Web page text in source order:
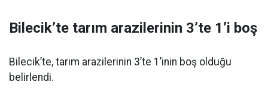
Bilecik’te tarım arazilerinin 3’te 1’i boş
Bilecik’te, tarım arazilerinin 3’te 1’inin boş olduğu
belirlendi.